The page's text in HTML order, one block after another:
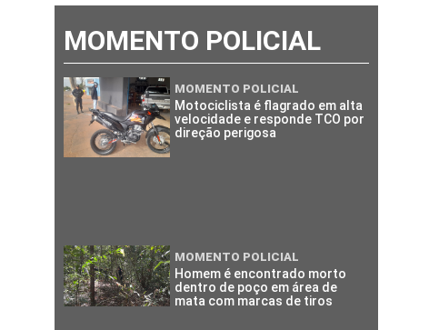
MOMENTO POLICIAL
MOMENTO POLICIAL
Motociclista é flagrado em alta
velocidade e responde TCO por
direção perigosa
MOMENTO POLICIAL
Homem é encontrado morto
dentro de poço em área de
mata com marcas de tiros